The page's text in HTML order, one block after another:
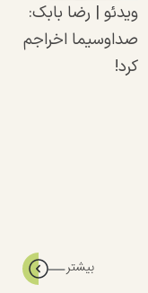
ویدئو‌ | رضا بابک:
صداوسیما اخراجم
کرد!